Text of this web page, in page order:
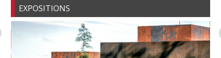
EXPOSITIONS